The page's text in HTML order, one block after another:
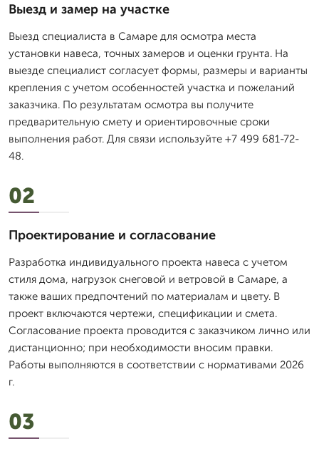
Выезд и замер на участке
Выезд специалиста в Самаре для осмотра места
установки навеса, точных замеров и оценки грунта. На
выезде специалист согласует формы, размеры и варианты
крепления с учетом особенностей участка и пожеланий
заказчика. По результатам осмотра вы получите
предварительную смету и ориентировочные сроки
выполнения работ. Для связи используйте +7 499 681-72-
48.
02
Проектирование и согласование
Разработка индивидуального проекта навеса с учетом
стиля дома, нагрузок снеговой и ветровой в Самаре, а
также ваших предпочтений по материалам и цвету. В
проект включаются чертежи, спецификации и смета.
Согласование проекта проводится с заказчиком лично или
дистанционно; при необходимости вносим правки.
Работы выполняются в соответствии с нормативами 2026
г.
03